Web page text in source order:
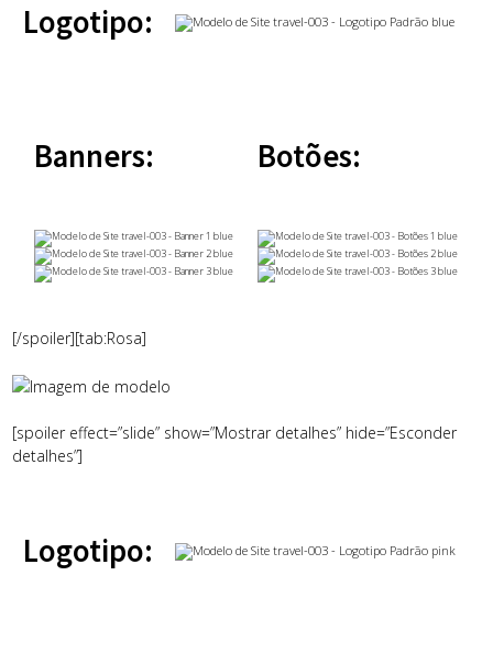
Logotipo:
Banners: Botões:
[/spoiler][tab:Rosa]
[spoiler effect=”slide” show=”Mostrar detalhes” hide=”Esconder
detalhes”]
Logotipo: